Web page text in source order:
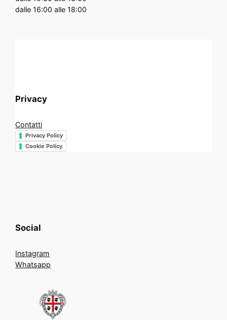
dalle 16:00 alle 18:00
Privacy
Contatti
Privacy Policy
Cookie Policy
Social
Instagram
Whatsapp